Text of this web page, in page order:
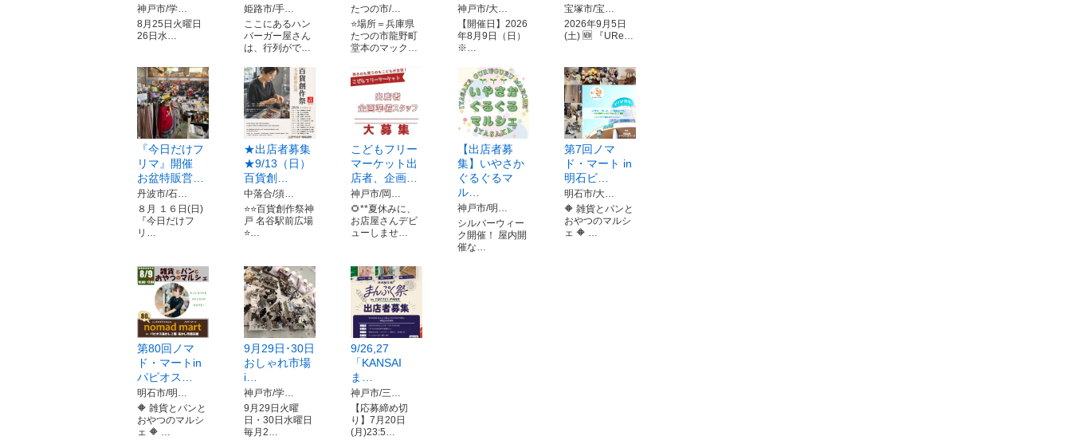
神戸市/学…
8月25日火曜日
26日水…
姫路市/手…
ここにあるハン
バーガー屋さん
は、行列がで…
たつの市/…
⭐場所＝兵庫県
たつの市龍野町
堂本のマック…
神戸市/大…
【開催日】2026
年8月9日（日）
※…
宝塚市/宝…
2026年9月5日
(土) 🆕 『URe…
『今日だけフ
リマ』開催
お盆特販営…
丹波市/石…
８月 １６日(日)
『今日だけフ
リ…
★出店者募集
★9/13（日）
百貨創…
中落合/須…
⭐️⭐️百貨創作祭神
戸 名谷駅前広場
⭐️…
こどもフリー
マーケット出
店者、企画…
神戸市/岡…
🌻**夏休みに、
お店屋さんデビ
ューしませ…
【出店者募
集】いやさか
ぐるぐるマ
ル…
神戸市/明…
シルバーウィー
ク開催！ 屋内開
催な…
第7回ノマ
ド・マート in
明石ビ…
明石市/大…
🔶 雑貨とパンと
おやつのマルシ
ェ 🔶 …
第80回ノマ
ド・マートin
パピオス…
明石市/明…
🔶 雑貨とパンと
おやつのマルシ
ェ 🔶 …
9月29日･30日
おしゃれ市場
i…
神戸市/学…
9月29日火曜
日・30日水曜日
毎月2…
9/26,27
「KANSAI
ま…
神戸市/三…
【応募締め切
り】7月20日
(月)23:5…